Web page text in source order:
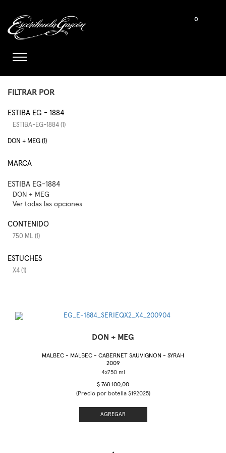
0
FILTRAR POR
ESTIBA EG - 1884
ESTIBA-EG-1884 (1)
DON + MEG (1)
MARCA
ESTIBA EG-1884
DON + MEG
Ver todas las opciones
CONTENIDO
750 ML (1)
ESTUCHES
X4 (1)
DON + MEG
MALBEC - MALBEC - CABERNET SAUVIGNON - SYRAH
2009
$ 768.100,00
(Precio por botella $192025)
AGREGAR